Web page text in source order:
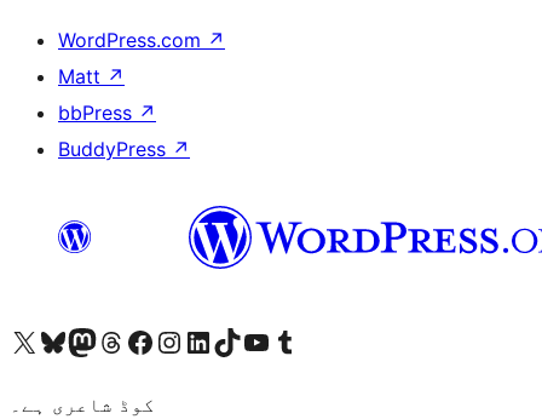
WordPress.com ↗
Matt ↗
bbPress ↗
BuddyPress ↗
Visit our X (formerly Twitter) account
ہمارے بلیواسکائی اکاؤنٹ پر جائیں
Visit our Mastodon account
ہمارے ٹھریڈز اکاؤنٹ پر جائیں
Visit our Facebook page
Visit our Instagram account
Visit our LinkedIn account
ہمارے ٹک ٹاک اکاؤنٹ پر جائیں
Visit our YouTube channel
ہمارے ٹمبلر اکاؤنٹ پر جائیں
کوڈ شاعری ہے۔